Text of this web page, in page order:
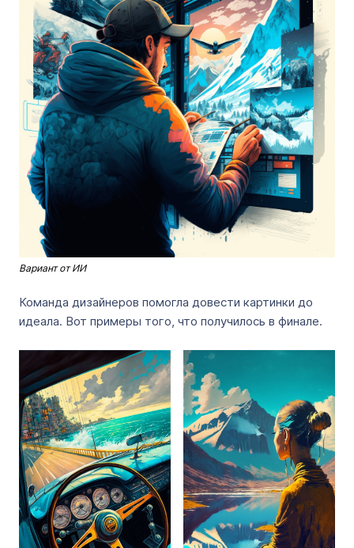
Вариант от ИИ
Команда дизайнеров помогла довести картинки до
идеала. Вот примеры того, что получилось в финале.